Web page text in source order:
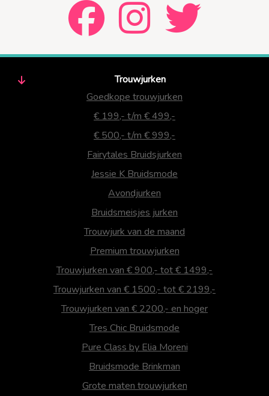
Trouwjurken
Goedkope trouwjurken
€ 199,- t/m € 499,-
€ 500,- t/m € 999,-
Fairytales Bruidsjurken
Jessie K Bruidsmode
Avondjurken
Bruidsmeisjes jurken
Trouwjurk van de maand
Premium trouwjurken
Trouwjurken van € 900,- tot € 1499,-
Trouwjurken van € 1500,- tot € 2199,-
Trouwjurken van € 2200,- en hoger
Tres Chic Bruidsmode
Pure Class by Elia Moreni
Bruidsmode Brinkman
Grote maten trouwjurken